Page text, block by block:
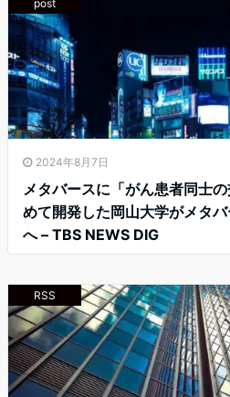
post
2024年8月7日
メタバースに「がん患者同士
めて開発した岡山大学がメタ
へ – TBS NEWS DIG
RSS